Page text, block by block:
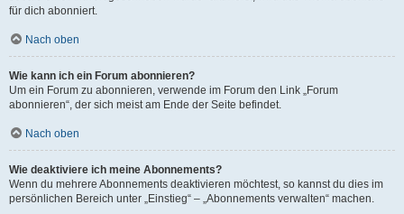
für dich abonniert.
Nach oben
Wie kann ich ein Forum abonnieren?
Um ein Forum zu abonnieren, verwende im Forum den Link „Forum
abonnieren“, der sich meist am Ende der Seite befindet.
Nach oben
Wie deaktiviere ich meine Abonnements?
Wenn du mehrere Abonnements deaktivieren möchtest, so kannst du dies im
persönlichen Bereich unter „Einstieg“ – „Abonnements verwalten“ machen.